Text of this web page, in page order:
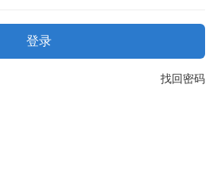
登录
找回密码